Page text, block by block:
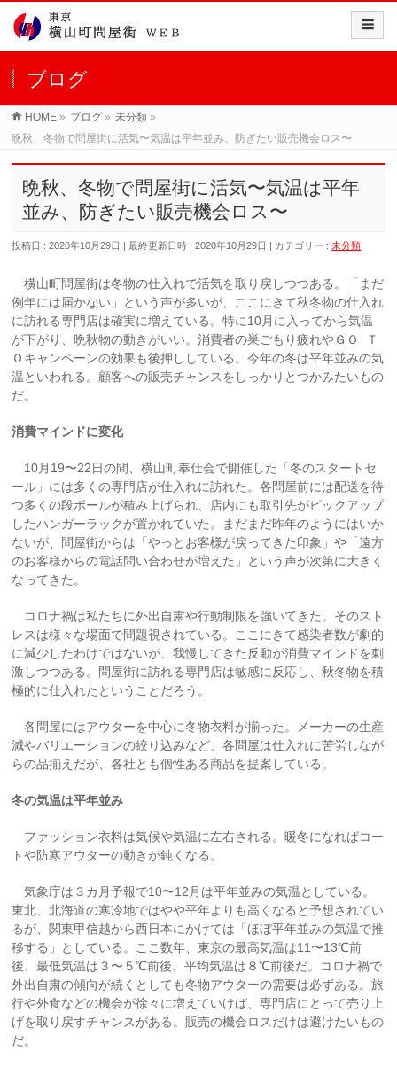
ブログ
HOME » ブログ » 未分類 »
晩秋、冬物で問屋街に活気〜気温は平年並み、防ぎたい販売機会ロス〜
晩秋、冬物で問屋街に活気〜気温は平年
並み、防ぎたい販売機会ロス〜
投稿日 : 2020年10月29日 最終更新日時 : 2020年10月29日 カテゴリー :未分類
横山町問屋街は冬物の仕入れで活気を取り戻しつつある。「まだ
例年には届かない」という声が多いが、ここにきて秋冬物の仕入れ
に訪れる専門店は確実に増えている。特に10月に入ってから気温
が下がり、晩秋物の動きがいい。消費者の巣ごもり疲れやＧＯ
Ｔ
Ｏキャンペーンの効果も後押ししている。今年の冬は平年並みの気
温といわれる。顧客への販売チャンスをしっかりとつかみたいもの
だ。
消費マインドに変化
10月19〜22日の間、横山町奉仕会で開催した「冬のスタートセ
ール」には多くの専門店が仕入れに訪れた。各問屋前には配送を待
つ多くの段ボールが積み上げられ、店内にも取引先がピックアップ
したハンガーラックが置かれていた。まだまだ昨年のようにはいか
ないが、問屋街からは「やっとお客様が戻ってきた印象」や「遠方
のお客様からの電話問い合わせが増えた」という声が次第に大きく
なってきた。
コロナ禍は私たちに外出自粛や行動制限を強いてきた。そのスト
レスは様々な場面で問題視されている。ここにきて感染者数が劇的
に減少したわけではないが、我慢してきた反動が消費マインドを刺
激しつつある。問屋街に訪れる専門店は敏感に反応し、秋冬物を積
極的に仕入れたということだろう。
各問屋にはアウターを中心に冬物衣料が揃った。メーカーの生産
減やバリエーションの絞り込みなど、各問屋は仕入れに苦労しなが
らの品揃えだが、各社とも個性ある商品を提案している。
冬の気温は平年並み
ファッション衣料は気候や気温に左右される。暖冬になればコー
トや防寒アウターの動きが鈍くなる。
気象庁は３カ月予報で10〜12月は平年並みの気温としている。
東北、北海道の寒冷地ではやや平年よりも高くなると予想されてい
るが、関東甲信越から西日本にかけては「ほぼ平年並みの気温で推
移する」としている。ここ数年、東京の最高気温は11〜13℃前
後、最低気温は３〜５℃前後、平均気温は８℃前後だ。コロナ禍で
外出自粛の傾向が続くとしても冬物アウターの需要は必ずある。旅
行や外食などの機会が徐々に増えていけば、専門店にとって売り上
げを取り戻すチャンスがある。販売の機会ロスだけは避けたいもの
だ。